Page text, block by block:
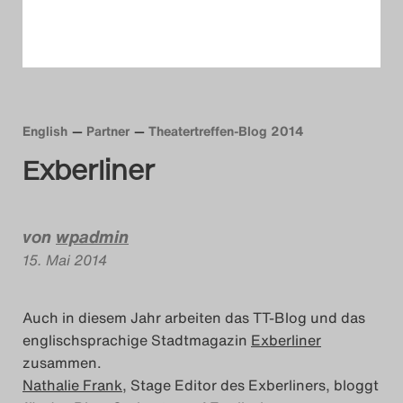
2014
Das Theatertreffen-Blog
2017
Das Theatertreffen-Blog
2018
English Partner Theatertreffen-Blog 2014
Exberliner
von wpadmin
15. Mai 2014
Auch in diesem Jahr arbeiten das TT-Blog und das
englischsprachige Stadtmagazin Exberliner
zusammen.
Nathalie Frank, Stage Editor des Exberliners, bloggt